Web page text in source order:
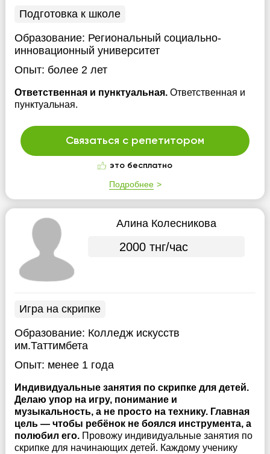
Подготовка к школе
Образование: Региональный социально-
инновационный университет
Опыт: более 2 лет
Ответственная и пунктуальная. Ответственная и
пунктуальная.
Связаться с репетитором
это бесплатно
Подробнее
Алина Колесникова
2000 тнг/час
Игра на скрипке
Образование: Колледж искусств
им.Таттимбета
Опыт: менее 1 года
Индивидуальные занятия по скрипке для детей.
Делаю упор на игру, понимание и
музыкальность, а не просто на технику. Главная
цель — чтобы ребёнок не боялся инструмента, а
полюбил его. Провожу индивидуальные занятия по
скрипке для начинающих детей. Каждому ученику